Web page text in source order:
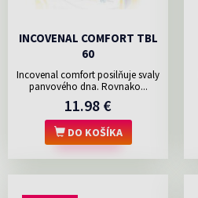
INCOVENAL COMFORT TBL
60
Incovenal comfort posilňuje svaly
panvového dna. Rovnako...
11.98 €
DO KOŠÍKA